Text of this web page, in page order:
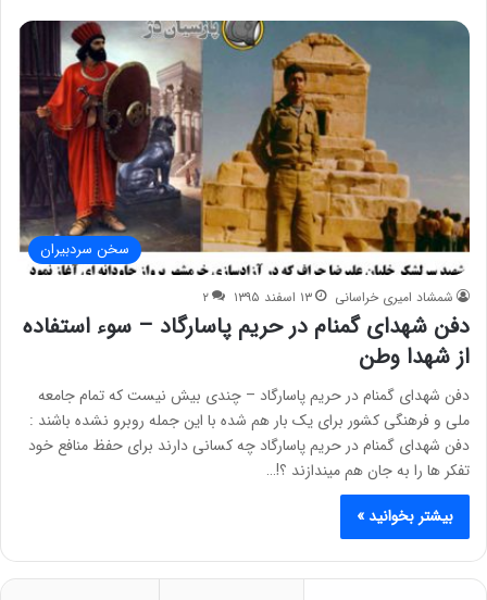
سخن سردبیران
شمشاد امیری خراسانی ۱۳ اسفند ۱۳۹۵ ۲
دفن شهدای گمنام در حریم پاسارگاد – سوء استفاده
از شهدا وطن
دفن شهدای گمنام در حریم پاسارگاد – چندی بیش نیست که تمام جامعه
ملی و فرهنگی کشور برای یک بار هم شده با این جمله روبرو نشده باشند :
دفن شهدای گمنام در حریم پاسارگاد چه کسانی دارند برای حفظ منافع خود
تفکر ها را به جان هم میندازند ؟!…
بیشتر بخوانید »